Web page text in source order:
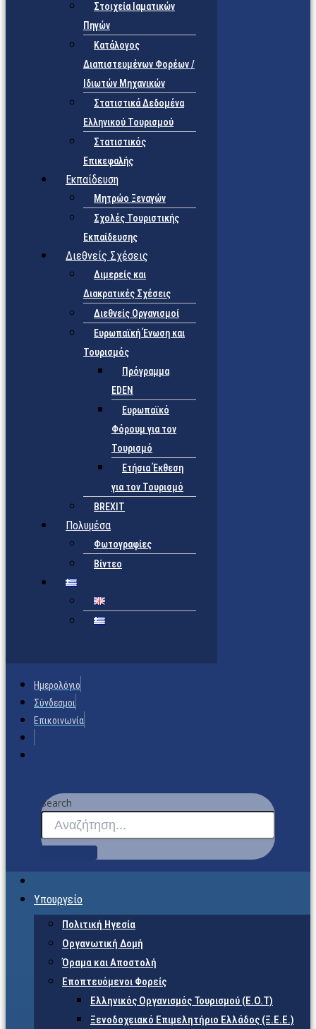
Στοιχεία Ιαματικών
Πηγών
Κατάλογος
Διαπιστευμένων Φορέων /
Ιδιωτών Μηχανικών
Στατιστικά Δεδομένα
Ελληνικού Τουρισμού
Στατιστικός
Επικεφαλής
Εκπαίδευση
Μητρώο Ξεναγών
Σχολές Τουριστικής
Εκπαίδευσης
Διεθνείς Σχέσεις
Διμερείς και
Διακρατικές Σχέσεις
Διεθνείς Οργανισμοί
Ευρωπαϊκή Ένωση και
Τουρισμός
Πρόγραμμα
EDEN
Ευρωπαϊκό
Φόρουμ για τον
Τουρισμό
Ετήσια Έκθεση
για τον Τουρισμό
BREXIT
Πολυμέσα
Φωτογραφίες
Βίντεο
Ημερολόγιο
Σύνδεσμοι
Επικοινωνία
Search
Υπουργείο
Πολιτική Ηγεσία
Οργανωτική Δομή
Όραμα και Αποστολή
Εποπτευόμενοι Φορείς
Eλληνικός Οργανισμός Τουρισμού (Ε.Ο.Τ)
Ξενοδοχειακό Επιμελητήριο Ελλάδος (Ξ.Ε.Ε.)